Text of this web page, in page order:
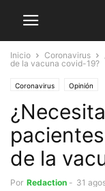
Inicio Coronavirus
de la vacuna covid-19?
Coronavirus Opinión
de la
Por Redaction - 31